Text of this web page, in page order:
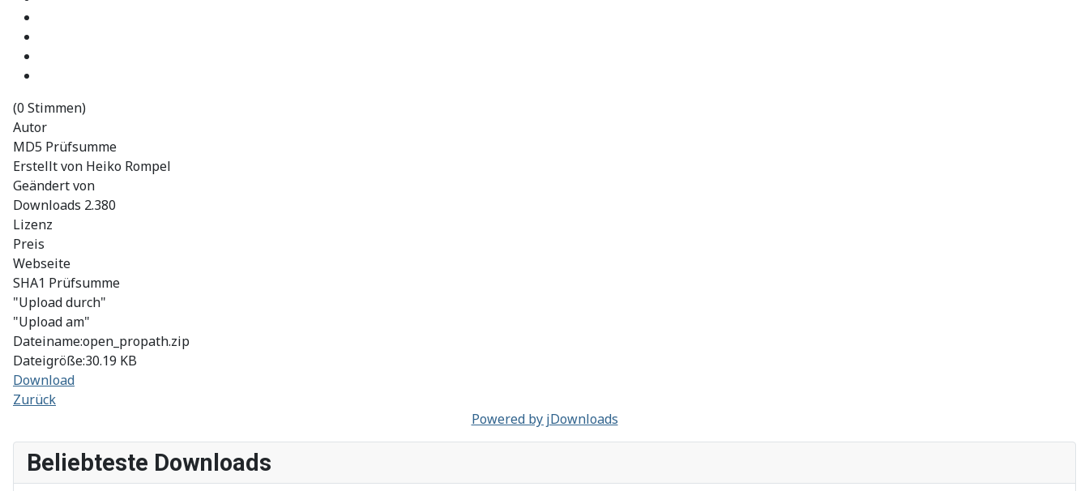
(0 Stimmen)
Autor
MD5 Prüfsumme
Erstellt von Heiko Rompel
Geändert von
Downloads 2.380
Lizenz
Preis
Webseite
SHA1 Prüfsumme
"Upload durch"
"Upload am"
Dateiname:open_propath.zip
Dateigröße:30.19 KB
Download
Zurück
Powered by jDownloads
Beliebteste Downloads